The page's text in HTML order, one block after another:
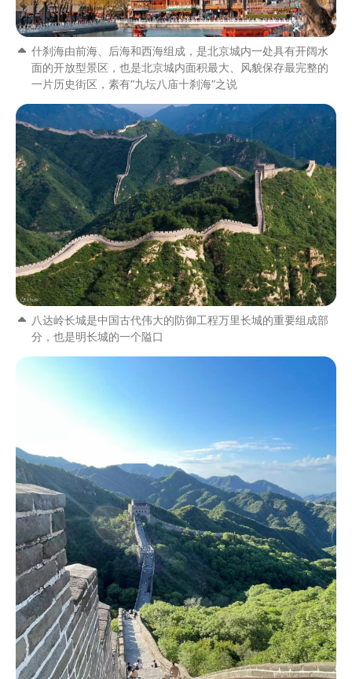
什刹海由前海、后海和西海组成，是北京城内一处具有开阔水
面的开放型景区，也是北京城内面积最大、风貌保存最完整的
一片历史街区，素有“九坛八庙十刹海”之说
八达岭长城是中国古代伟大的防御工程万里长城的重要组成部
分，也是明长城的一个隘口